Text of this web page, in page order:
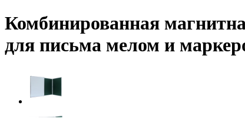
Комбинированная
для письма мелом и